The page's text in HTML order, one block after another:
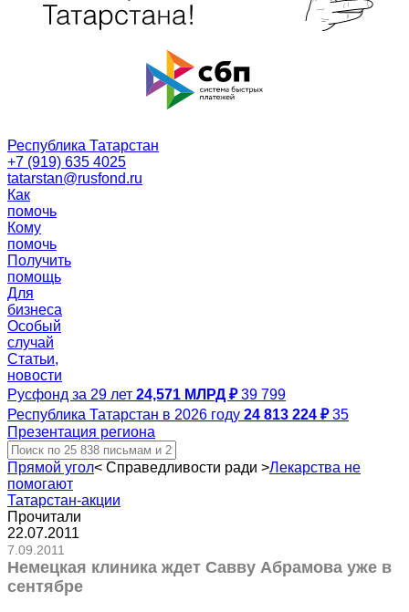
Республика Татарстан
+7 (919) 635 4025
tatarstan@rusfond.ru
Как
помочь
Кому
помочь
Получить
помощь
Для
бизнеса
Особый
случай
Статьи,
новости
Русфонд за 29 лет 24,571 МЛРД ₽ 39 799
Республика Татарстан в 2026 году 24 813 224 ₽ 35
Презентация региона
Прямой угол< Справедливости ради >Лекарства не
помогают
Татарстан-акции
Прочитали
22.07.2011
7.09.2011
Немецкая клиника ждет Савву Абрамова уже в
сентябре